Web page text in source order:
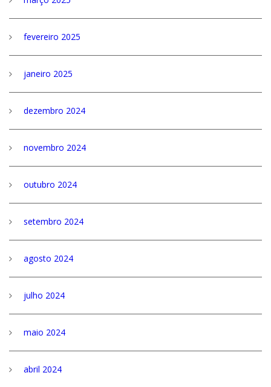
fevereiro 2025
janeiro 2025
dezembro 2024
novembro 2024
outubro 2024
setembro 2024
agosto 2024
julho 2024
maio 2024
abril 2024